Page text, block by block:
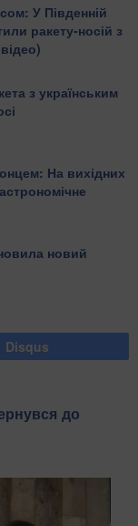
У Південній
ракету-носій з
з українським
На вихідних
новий
Disqus
до